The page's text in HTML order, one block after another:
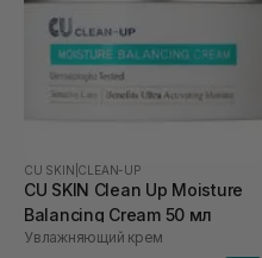
CU SKIN CLEAN-UP
CU SKIN Clean Up Moisture
Balancing Cream 50 мл
Увлажняющий крем